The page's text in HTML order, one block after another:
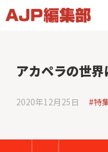
アカペラの世
2020年12月25日 #特